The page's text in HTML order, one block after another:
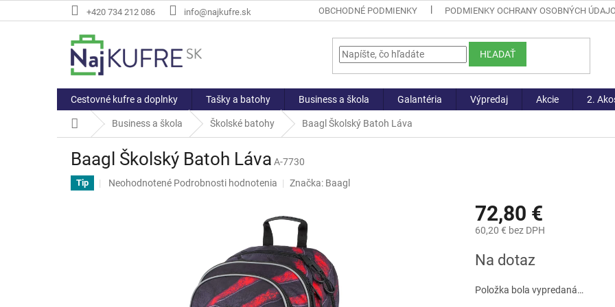
na
+420 734 212 086 info@najkufre.sk OBCHODNÉ PODMIENKY PODMIENKY OCHRANY OSOBNÝCH
HĽADAŤ
Cestovné kufre a doplnky Tašky a batohy Business a škola Galantéria Výpredaj Akcie 2.
DomovBusiness a škola Školské batohy Baagl Školský Batoh Láva
Baagl Školský Batoh Láva A-7730
Tip
Priemerné
Neohodnotené Podrobnosti hodnotenia Značka: Baagl
72,80 €
60,20 € bez DPH
cena:
Na dotaz
Položka bola vypredaná…